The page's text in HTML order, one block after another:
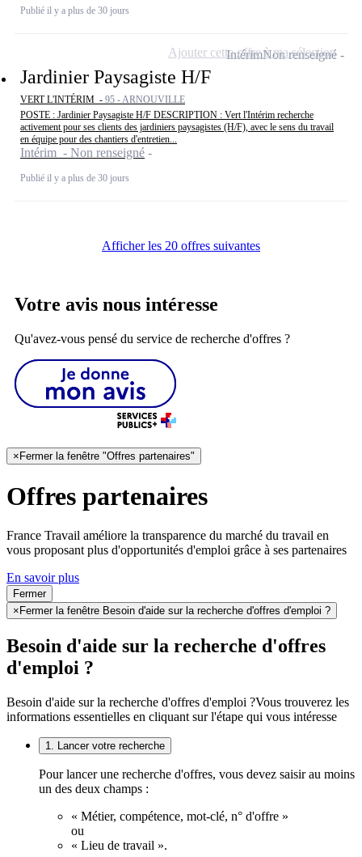
Publié il y a plus de 30 jours
Jardinier Paysagiste H/F
VERT L'INTÉRIM - 95 - ARNOUVILLE
POSTE : Jardinier Paysagiste H/F DESCRIPTION : Vert l'Intérim recherche
activement pour ses clients des jardiniers paysagistes (H/F), avec le sens du travail
en équipe pour des chantiers d'entretien...
Intérim - Non renseigné
Publié il y a plus de 30 jours
IntérimNon renseigné
Ajouter cette offre à ma sélection
Afficher les 20 offres suivantes
Votre avis nous intéresse
Qu'avez-vous pensé du service de recherche d'offres ?
×Fermer la fenêtre "Offres partenaires"
Offres partenaires
France Travail améliore la transparence du marché du travail en
vous proposant plus d'opportunités d'emploi grâce à ses partenaires
En savoir plus
Fermer
× Fermer la fenêtre Besoin d'aide sur la recherche d'offres d'emploi ?
Besoin d'aide sur la recherche d'offres
d'emploi ?
Besoin d'aide sur la recherche d'offres d'emploi ?Vous trouverez les
informations essentielles en cliquant sur l'étape qui vous intéresse
1. Lancer votre recherche
Pour lancer une recherche d'offres, vous devez saisir au moins
un des deux champs :
« Métier, compétence, mot-clé, n° d'offre »
ou
« Lieu de travail ».